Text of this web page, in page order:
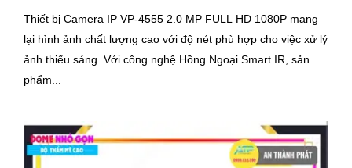
Thiết bị Camera IP VP-4555 2.0 MP FULL HD 1080P mang
lại hình ảnh chất lượng cao với độ nét phù hợp cho việc xử lý
ảnh thiếu sáng. Với công nghệ Hồng Ngoại Smart IR, sản
phẩm...